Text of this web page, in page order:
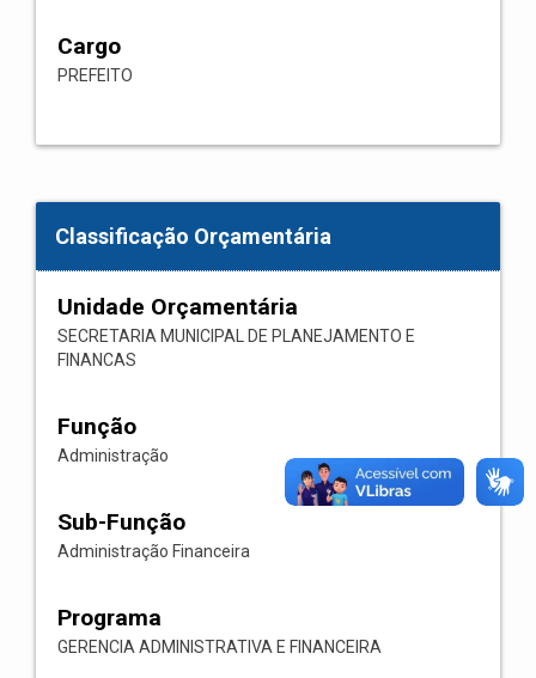
Cargo
PREFEITO
Classificação Orçamentária
Unidade Orçamentária
SECRETARIA MUNICIPAL DE PLANEJAMENTO E
FINANCAS
Função
Administração
Sub-Função
Administração Financeira
Programa
GERENCIA ADMINISTRATIVA E FINANCEIRA